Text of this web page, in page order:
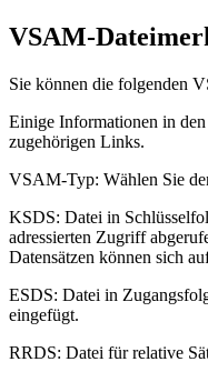
VSAM-
Sie können die folgenden
Einige Informationen in
zugehörigen Links.
VSAM-Typ: Wählen Sie
KSDS: Datei in
adressierten Zugriff
Datensätzen können sich
ESDS: Datei in
eingefügt.
RRDS: Datei für relative